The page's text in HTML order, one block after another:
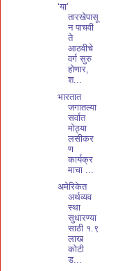
‘या’
तारखेपासू
न पाचवी
ते
आठवीचे
वर्ग सुरु
होणार,
श...
भारतात
जगातल्या
सर्वात
मोठ्या
लसीकर
ण
कार्यक्र
माचा ...
अमेरिकेत
अर्थव्यव
स्था
सुधारण्या
साठी १.९
लाख
कोटी
ड...